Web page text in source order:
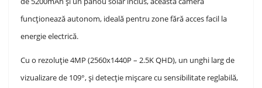
funcționează autonom, ideală pentru zone fără acces facil la
energie electrică.
Cu o rezoluție 4MP (2560x1440P – 2.5K QHD), un unghi larg de
vizualizare de 109°, și detecție mișcare cu sensibilitate reglabilă,